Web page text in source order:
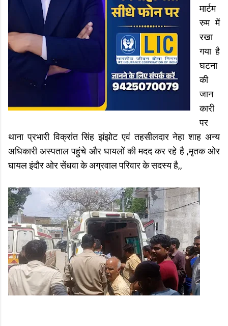
मार्टम
रुम में
रखा
गया है
घटना
की
जान
कारी
पर
थाना प्रभारी विक्रांत सिंह झंझोट एवं तहसीलदार नेहा शाह अन्य
अधिकारी अस्पताल पहुंचे और घायलों की मदद कर रहे है ,मृतक ओर
घायल इंदौर ओर सेंधवा के अग्रवाल परिवार के सदस्य है,,